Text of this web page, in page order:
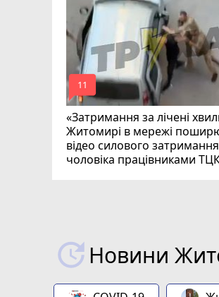
«Затримання за лічені
Житомирі в мережі
відео силового затримання
чоловіка працівниками
mode_comment
11
Новини